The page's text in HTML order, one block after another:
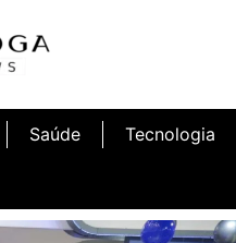
Saúde Tecnologia